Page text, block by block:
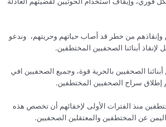
وإنقاذهم من خطر قد أصاب حياتهم وحريتهم، وندعو
أبنائنا الصحفيين المختطفين.
الصحفيين بالحرية قوة، وجميع الصحفيين افي
سراح الصحفيين المختطفين.
منذ الفترات الأولى لإخفائهم أن تخصص هذه
عن المختطفين والمعتقلين الصحفيين.